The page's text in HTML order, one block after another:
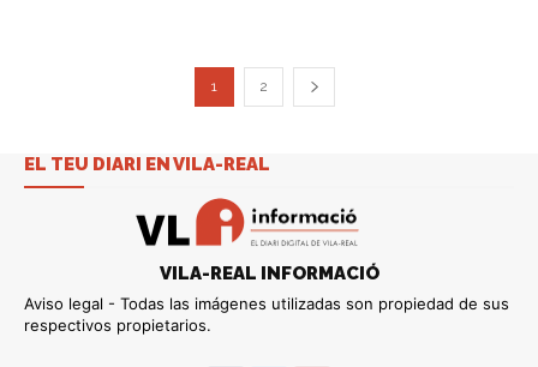
1 2
EL TEU DIARI EN VILA-REAL
VILA-REAL INFORMACIÓ
Aviso legal - Todas las imágenes utilizadas son propiedad de sus
respectivos propietarios.